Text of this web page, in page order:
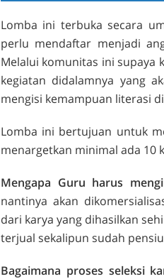
Lomba ini terbuka secara
perlu mendaftar menjadi
Melalui komunitas ini supaya
kegiatan didalamnya yang
mengisi kemampuan literasi
Lomba ini bertujuan untuk
menargetkan minimal ada 10
Mengapa Guru harus
nantinya akan
dari karya yang dihasilkan
terjual sekalipun sudah
Bagaimana proses seleksi